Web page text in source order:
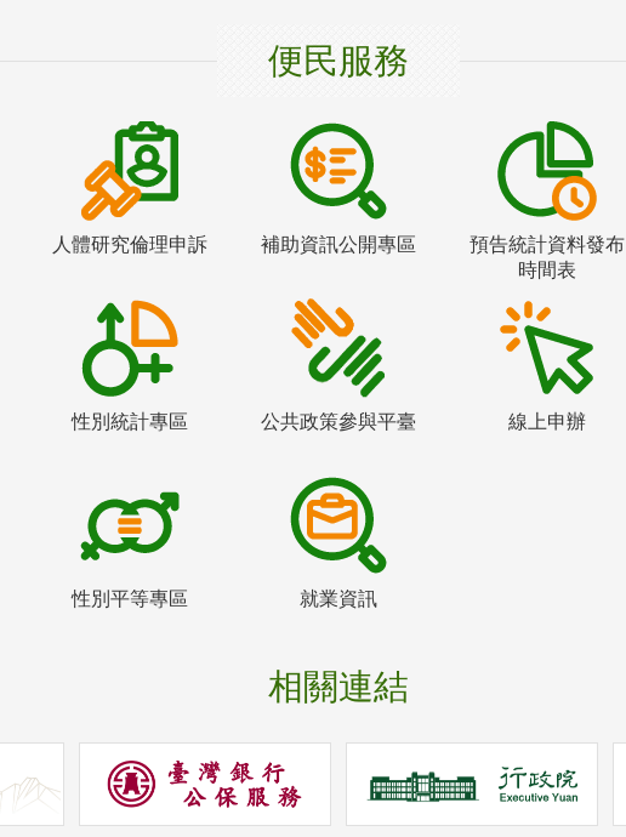
便民服務
人體研究倫理申訴 補助資訊公開專區
預告統計資料發布
時間表
性別統計專區 公共政策參與平臺 線上申辦
性別平等專區 就業資訊
相關連結